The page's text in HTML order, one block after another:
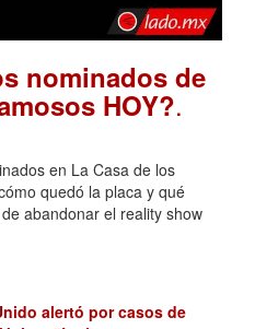
nominados de
HOY?.
en La Casa de los
quedó la placa y qué
abandonar el reality show
alertó por casos de